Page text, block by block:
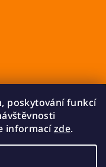
poskytování funkcí
informacízde.